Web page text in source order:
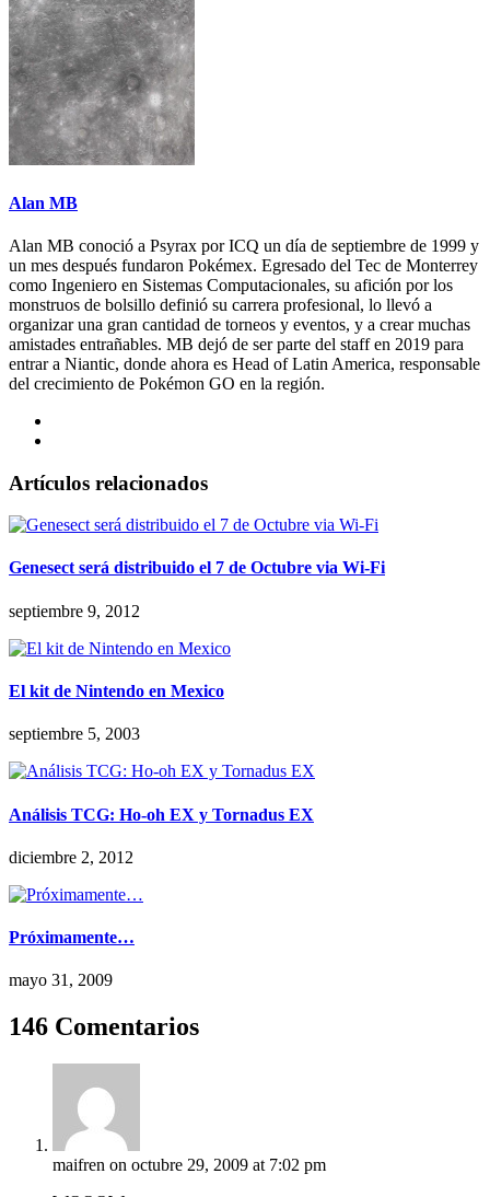
Alan MB
Alan MB conoció a Psyrax por ICQ un día de septiembre de 1999 y
un mes después fundaron Pokémex. Egresado del Tec de Monterrey
como Ingeniero en Sistemas Computacionales, su afición por los
monstruos de bolsillo definió su carrera profesional, lo llevó a
organizar una gran cantidad de torneos y eventos, y a crear muchas
amistades entrañables. MB dejó de ser parte del staff en 2019 para
entrar a Niantic, donde ahora es Head of Latin America, responsable
del crecimiento de Pokémon GO en la región.
Artículos relacionados
Genesect será distribuido el 7 de Octubre via Wi-Fi
septiembre 9, 2012
El kit de Nintendo en Mexico
septiembre 5, 2003
Análisis TCG: Ho-oh EX y Tornadus EX
diciembre 2, 2012
Próximamente…
mayo 31, 2009
146 Comentarios
maifren on octubre 29, 2009 at 7:02 pm